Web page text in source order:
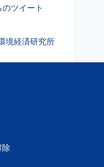
ツイート
境経済研究所
除